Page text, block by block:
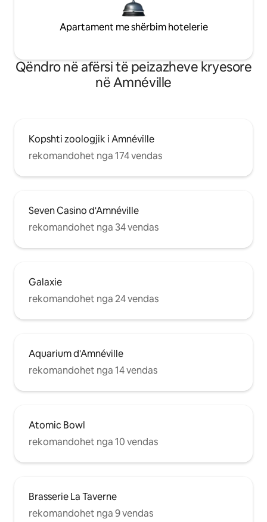
Apartament me shërbim hotelerie
Qëndro në afërsi të peizazheve kryesore
në Amnéville
Kopshti zoologjik i Amnéville
rekomandohet nga 174 vendas
Seven Casino d'Amnéville
rekomandohet nga 34 vendas
Galaxie
rekomandohet nga 24 vendas
Aquarium d'Amnéville
rekomandohet nga 14 vendas
Atomic Bowl
rekomandohet nga 10 vendas
Brasserie La Taverne
rekomandohet nga 9 vendas